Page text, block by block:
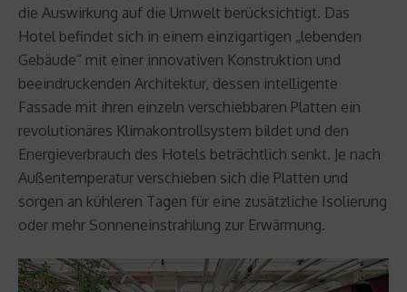
die Auswirkung auf die Umwelt berücksichtigt. Das
Hotel befindet sich in einem einzigartigen „lebenden
Gebäude“ mit einer innovativen Konstruktion und
beeindruckenden Architektur, dessen intelligente
Fassade mit ihren einzeln verschiebbaren Platten ein
revolutionäres Klimakontrollsystem bildet und den
Energieverbrauch des Hotels beträchtlich senkt. Je nach
Außentemperatur verschieben sich die Platten und
sorgen an kühleren Tagen für eine zusätzliche Isolierung
oder mehr Sonneneinstrahlung zur Erwärmung.